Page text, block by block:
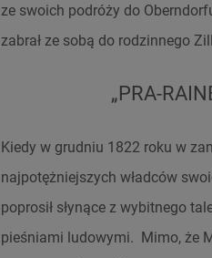
ze swoich podróży do
zabrał ze sobą do rodzinnego
„PRA-
Kiedy w grudniu 1822 roku w
najpotężniejszych władców
poprosił słynące z wybitnego
pieśniami ludowymi. Mimo, że